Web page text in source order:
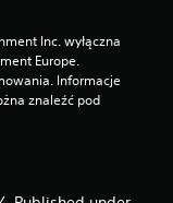
Inc. wyłączna
Europe.
Informacje
znaleźć pod